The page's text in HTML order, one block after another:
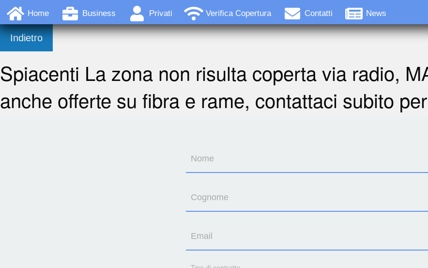
Home Business Privati Verifica Copertura Contatti News
Indietro
Spiacenti La zona non risulta coperta via radio,
anche offerte su fibra e rame, contattaci subito
Nome
Cognome
Email